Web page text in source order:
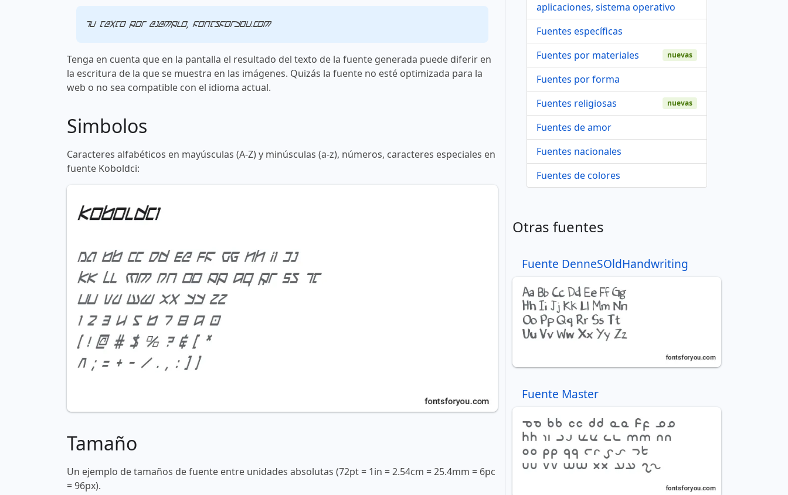
Tu texto por ejemplo, fontsforyou.com
Tenga en cuenta que en la pantalla el resultado del texto de la fuente generada puede diferir en
la escritura de la que se muestra en las imágenes. Quizás la fuente no esté optimizada para la
web o no sea compatible con el idioma actual.
Simbolos
Caracteres alfabéticos en mayúsculas (A-Z) y minúsculas (a-z), números, caracteres especiales en
fuente Koboldci:
Tamaño
Un ejemplo de tamaños de fuente entre unidades absolutas (72pt = 1in = 2.54cm = 25.4mm = 6pc
= 96px).
aplicaciones, sistema operativo
Fuentes específicas
Fuentes por materiales
nuevas
Fuentes por forma
Fuentes religiosas
nuevas
Fuentes de amor
Fuentes nacionales
Fuentes de colores
Otras fuentes
Fuente DenneSOldHandwriting
Fuente Master